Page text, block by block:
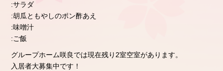
:サラダ
:胡瓜ともやしのポン酢あえ
:味噌汁
:ご飯
グループホーム咲良では現在残り2室空室があります。
入居者大募集中です！